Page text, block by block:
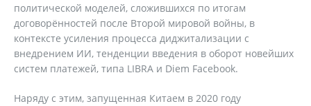
политической моделей, сложившихся по итогам
договорённостей после Второй мировой войны, в
контексте усиления процесса диджитализации с
внедрением ИИ, тенденции введения в оборот новейших
систем платежей, типа LIBRA и Diem Facebook.
Наряду с этим, запущенная Китаем в 2020 году